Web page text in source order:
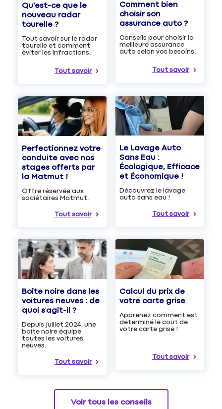
Qu'est-ce que le
nouveau radar
tourelle ?
Tout savoir sur le radar
tourelle et comment
éviter les infractions.
Tout savoir
Comment bien
choisir son
assurance auto ?
Conseils pour choisir la
meilleure assurance
auto selon vos besoins.
Tout savoir
Perfectionnez votre
conduite avec nos
stages offerts par
la Matmut !
Offre réservée aux
sociétaires Matmut.
Tout savoir
Le Lavage Auto
Sans Eau :
Écologique, Efficace
et Économique !
Découvrez le lavage
auto sans eau !
Tout savoir
Boîte noire dans les
voitures neuves : de
quoi s’agit-il ?
Depuis juillet 2024, une
boîte noire équipe
toutes les voitures
neuves.
Tout savoir
Calcul du prix de
votre carte grise
Apprenez comment est
determiné le coût de
votre carte grise !
Tout savoir
Voir tous les conseils